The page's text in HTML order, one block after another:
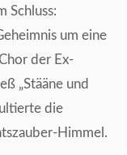
Schluss:
um eine
der Ex-
„Stääne und
die
Himmel.